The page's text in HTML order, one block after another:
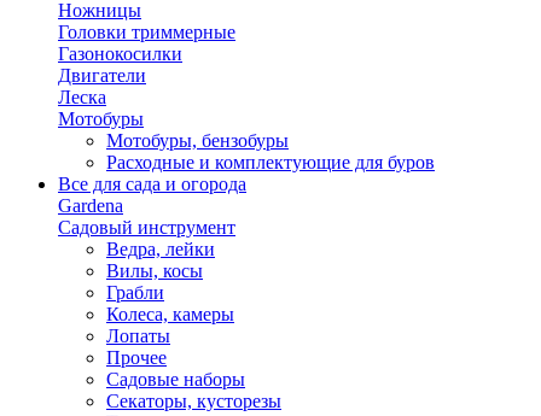
Ножницы
Головки триммерные
Газонокосилки
Двигатели
Леска
Мотобуры
Мотобуры, бензобуры
Расходные и комплектующие для буров
Все для сада и огорода
Gardena
Садовый инструмент
Ведра, лейки
Вилы, косы
Грабли
Колеса, камеры
Лопаты
Прочее
Садовые наборы
Секаторы, кусторезы